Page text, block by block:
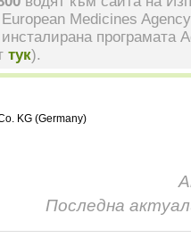
Medicines
програмата
тук).
KG (Germany)
Последна